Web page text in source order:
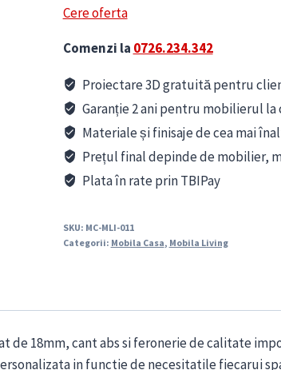
Cere oferta
Comenzi la 0726.234.342
Proiectare 3D gratuită pentru
Garanție 2 ani pentru mobilierul la
Materiale și finisaje de cea mai
Prețul final depinde de mobilier,
Plata în rate prin TBIPay
SKU: MC-MLI-011
Categorii: Mobila Casa, Mobila Living
de 18mm, cant abs si feronerie de calitate
in functie de necesitatile fiecarui